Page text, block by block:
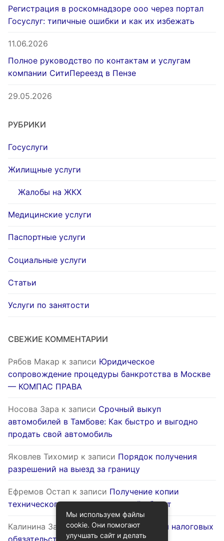
Регистрация в роскомнадзоре ооо через портал
Госуслуг: типичные ошибки и как их избежать
11.06.2026
Полное руководство по контактам и услугам
компании СитиПереезд в Пензе
29.05.2026
РУБРИКИ
Госуслуги
Жилищные услуги
Жалобы на ЖКХ
Медицинские услуги
Паспортные услуги
Социальные услуги
Статьи
Услуги по занятости
СВЕЖИЕ КОММЕНТАРИИ
Рябов Макар к записи Юридическое
сопровождение процедуры банкротства в Москве
— КОМПАС ПРАВА
Носова Зара к записи Срочный выкуп
автомобилей в Тамбове: Как быстро и выгодно
продать свой автомобиль
Яковлев Тихомир к записи Порядок получения
разрешений на выезд за границу
Ефремов Остап к записи Получение копии
технического паспорта на жилой объект
Калинина Залинак записиОптимизация налоговых
Мы используем файлы
cookie. Они помогают
улучшать сайт и делать